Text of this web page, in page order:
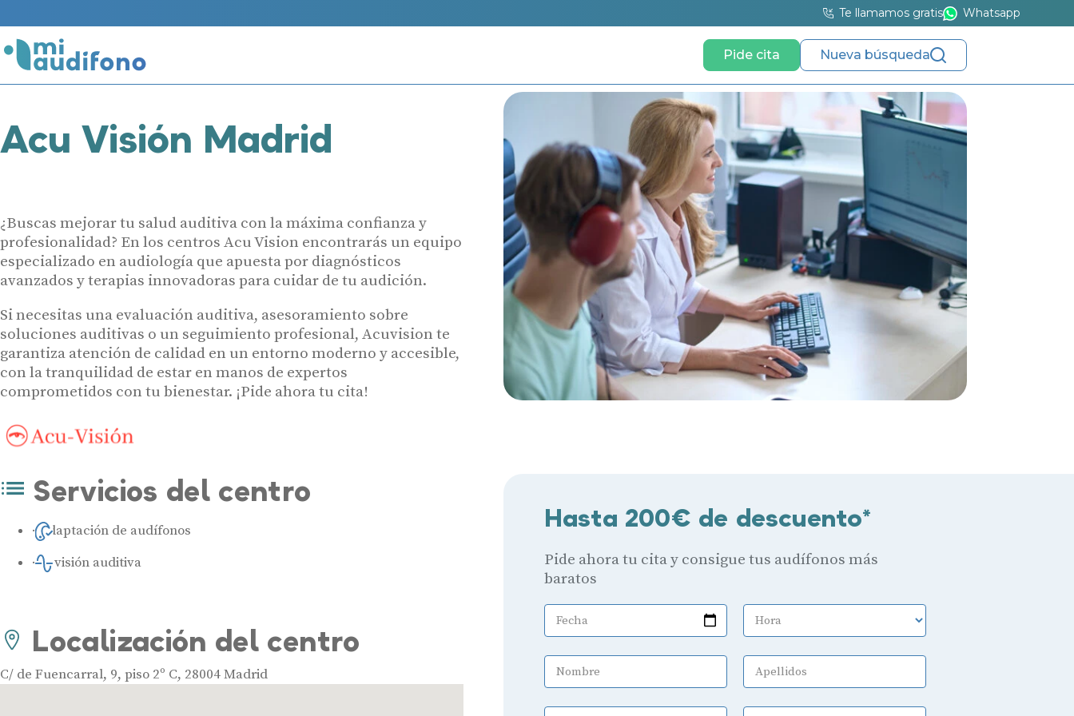
Te llamamos gratis Whatsapp
Pide cita Nueva búsqueda
Acu Visión Madrid
¿Buscas mejorar tu salud auditiva con la máxima confianza y
profesionalidad? En los centros Acu Vision encontrarás un equipo
especializado en audiología que apuesta por diagnósticos
avanzados y terapias innovadoras para cuidar de tu audición.
Si necesitas una evaluación auditiva, asesoramiento sobre
soluciones auditivas o un seguimiento profesional, Acuvision te
garantiza atención de calidad en un entorno moderno y accesible,
con la tranquilidad de estar en manos de expertos
comprometidos con tu bienestar. ¡Pide ahora tu cita!
Hasta 200€ de descuento*
Pide ahora tu cita y consigue tus audífonos más
baratos
Fecha Hora
Nombre Apellidos
Servicios del centro
Adaptación de audífonos
Revisión auditiva
Localización del centro
C/ de Fuencarral, 9, piso 2º C, 28004 Madrid
Audífonos
Tipos de audífonos para la sordera
Audífonos baratos
Audífonos invisibles